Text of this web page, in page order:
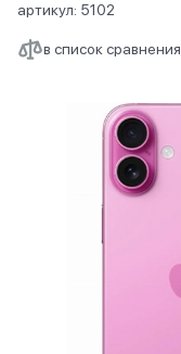
в список сравнения
артикул: 5102